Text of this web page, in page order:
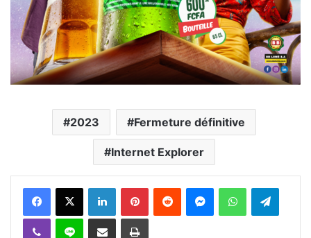
2023 Fermeture définitive
Internet Explorer
FacebookX Linkedin PinterestReddit MessengerWhatsAppTelegram
Viber Ligne Partager par email Imprimer